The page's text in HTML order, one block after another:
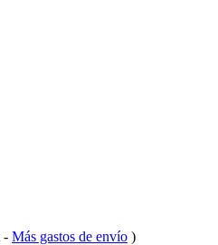
- Más gastos de envío )